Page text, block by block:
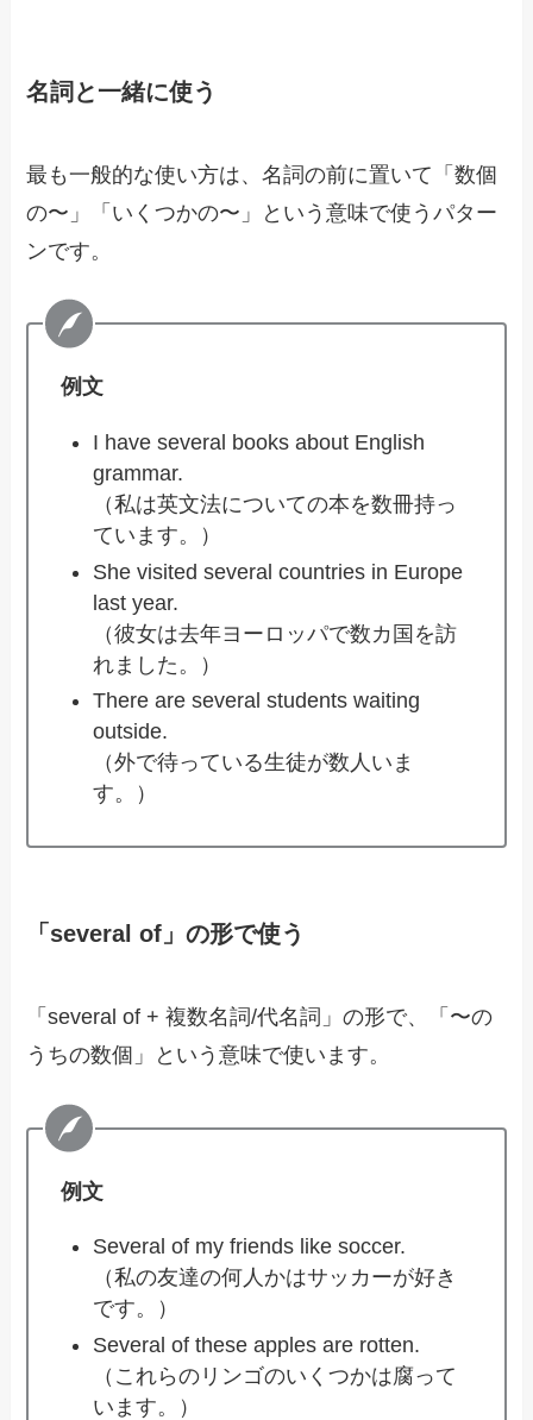
名詞と一緒に使う
最も一般的な使い方は、名詞の前に置いて「数個
の〜」「いくつかの〜」という意味で使うパター
ンです。
例文
I have several books about English
grammar.
（私は英文法についての本を数冊持っ
ています。）
She visited several countries in Europe
last year.
（彼女は去年ヨーロッパで数カ国を訪
れました。）
There are several students waiting
outside.
（外で待っている生徒が数人いま
す。）
「several of」の形で使う
「several of + 複数名詞/代名詞」の形で、「〜の
うちの数個」という意味で使います。
例文
Several of my friends like soccer.
（私の友達の何人かはサッカーが好き
です。）
Several of these apples are rotten.
（これらのリンゴのいくつかは腐って
います。）